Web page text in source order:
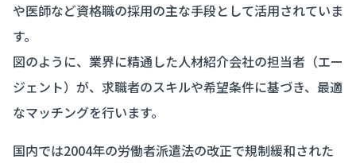
や医師など資格職の採用の主な手段として活用されていま
す。
図のように、業界に精通した人材紹介会社の担当者（エー
ジェント）が、求職者のスキルや希望条件に基づき、最適
なマッチングを行います。
国内では2004年の労働者派遣法の改正で規制緩和された